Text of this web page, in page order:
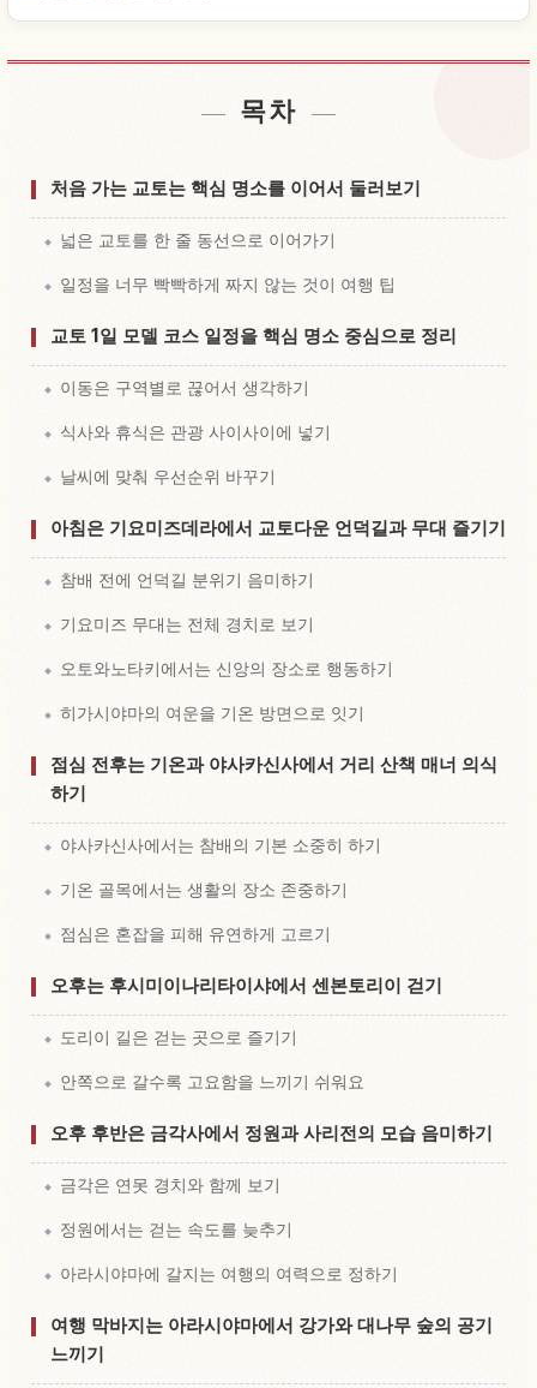
숙소 찾기
체험 찾기↗
목차
처음 가는 교토는 핵심 명소를 이어서 둘러보기
넓은 교토를 한 줄 동선으로 이어가기
일정을 너무 빡빡하게 짜지 않는 것이 여행 팁
교토 1일 모델 코스 일정을 핵심 명소 중심으로 정리
이동은 구역별로 끊어서 생각하기
식사와 휴식은 관광 사이사이에 넣기
날씨에 맞춰 우선순위 바꾸기
아침은 기요미즈데라에서 교토다운 언덕길과 무대 즐기기
참배 전에 언덕길 분위기 음미하기
기요미즈 무대는 전체 경치로 보기
오토와노타키에서는 신앙의 장소로 행동하기
히가시야마의 여운을 기온 방면으로 잇기
점심 전후는 기온과 야사카신사에서 거리 산책 매너 의식
하기
야사카신사에서는 참배의 기본 소중히 하기
기온 골목에서는 생활의 장소 존중하기
점심은 혼잡을 피해 유연하게 고르기
오후는 후시미이나리타이샤에서 센본토리이 걷기
도리이 길은 걷는 곳으로 즐기기
안쪽으로 갈수록 고요함을 느끼기 쉬워요
오후 후반은 금각사에서 정원과 사리전의 모습 음미하기
금각은 연못 경치와 함께 보기
정원에서는 걷는 속도를 늦추기
아라시야마에 갈지는 여행의 여력으로 정하기
여행 막바지는 아라시야마에서 강가와 대나무 숲의 공기
느끼기